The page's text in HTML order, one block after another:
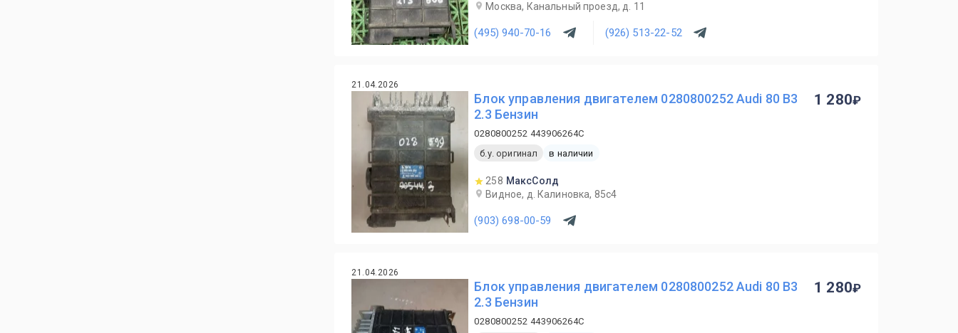
Москва, Канальный проезд, д. 11
(495) 940-70-16 (926) 513-22-52
21.04.2026
Блок управления двигателем 0280800252 Audi 80 B3
2.3 Бензин
0280800252 443906264C
б.у. оригинал
в наличии
258 МаксСолд
Видное, д. Калиновка, 85с4
(903) 698-00-59
1 280
21.04.2026
Блок управления двигателем 0280800252 Audi 80 B3
2.3 Бензин
0280800252 443906264C
1 280